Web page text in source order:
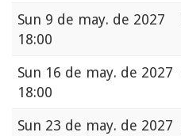
Sun 9 de may. de 2027
18:00
Sun 16 de may. de 2027
18:00
Sun 23 de may. de 2027